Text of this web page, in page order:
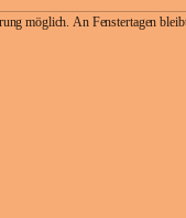
möglich. An Fenstertagen